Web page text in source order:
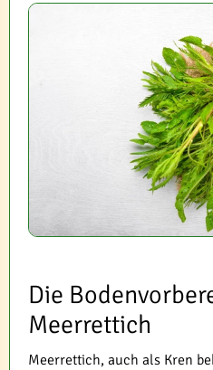
Die
Meerrettich
Meerrettich, auch als Kren